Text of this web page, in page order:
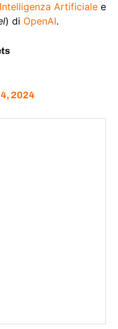
Intelligenza Artificiale e
) di OpenAI.
2024